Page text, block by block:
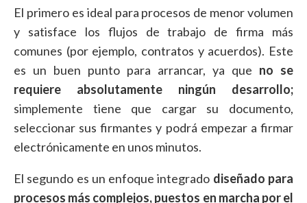
El primero es ideal para procesos de menor volumen
y satisface los flujos de trabajo de firma más
comunes (por ejemplo, contratos y acuerdos). Este
es un buen punto para arrancar, ya que no se
requiere absolutamente ningún desarrollo;
simplemente tiene que cargar su documento,
seleccionar sus firmantes y podrá empezar a firmar
electrónicamente en unos minutos.
El segundo es un enfoque integrado diseñado para
procesos más complejos, puestos en marcha por el